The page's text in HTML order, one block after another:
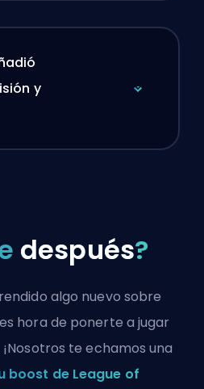
y
después?
algo nuevo sobre
hora de ponerte a jugar
te echamos una
boost de League of